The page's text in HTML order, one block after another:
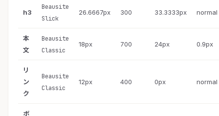
h3
Beausite
Slick
26.6667px 300 33.3333px normal
本
文
Beausite
Classic
18px 700 24px 0.9px
リ
ン
ク
Beausite
Classic
12px 400 0px normal
ボ